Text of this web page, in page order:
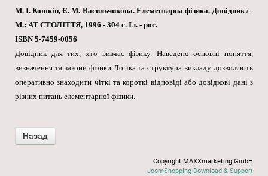
М. І. Кошкін, Є. М. Васильчикова. Елементарна фізика. Довідник / -
М.: АТ СТОЛІТТЯ, 1996 - 304 с. Іл. - рос.
ISBN 5-7459-0056
Довідник для тих, хто вивчає фізику. Наведено основні поняття,
визначення та закони фізики Логіка та структура викладу дозволяють
оперативно знаходити чіткі та короткі відповіді або довідкові дані з
різних питань елементарної фізики.
Copyright MAXXmarketing GmbH
JoomShopping Download & Support